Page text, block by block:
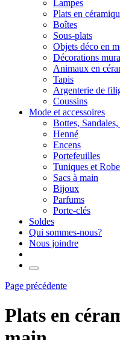
Lampes
Plats en
Boîtes
Sous-plats
Objets déco en
Décorations
Animaux en
Tapis
Argenterie de
Coussins
Mode et accessoires
Bottes,
Henné
Encens
Portefeuilles
Tuniques et
Sacs à main
Bijoux
Parfums
Porte-clés
Soldes
Qui sommes-nous?
Nous joindre
Page précédente
Plats en